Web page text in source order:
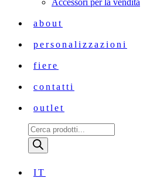
Accessori per la vendita
about
personalizzazioni
fiere
contatti
outlet
Ricerca
prodotti
IT